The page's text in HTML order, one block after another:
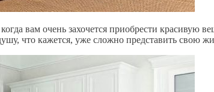
вам очень захочется приобрести красивую
что кажется, уже сложно представить свою